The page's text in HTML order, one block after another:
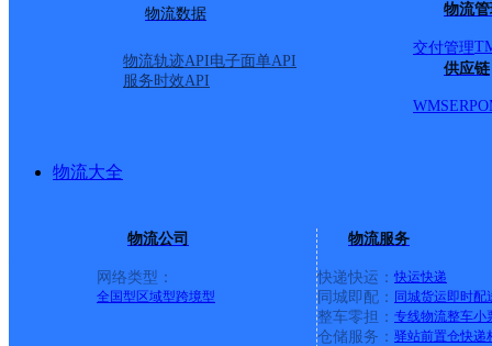
物流数据
物流轨迹API电子面单API
服务时效API
物流
交付管理
供应链
WMSERP
物流大全
物流公司
网络类型：
全国型 区域型跨境型
物流服务
快递快运： 快运快递
同城即配： 同城货运即时配
整车零担： 专线物流整车小
仓储服务： 驿站前置仓快递
新建路气象站西150米路
派送范围:全境
临汾汾西网点
极兔速递 更多号码地址
派送范围:详情